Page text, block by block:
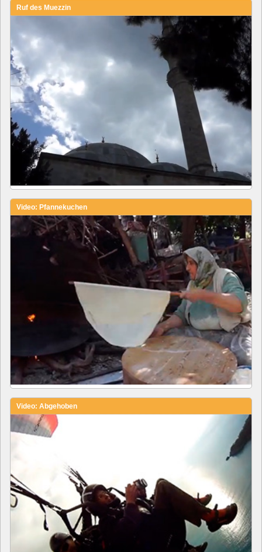
Ruf des Muezzin
Video: Pfannekuchen
Video: Abgehoben